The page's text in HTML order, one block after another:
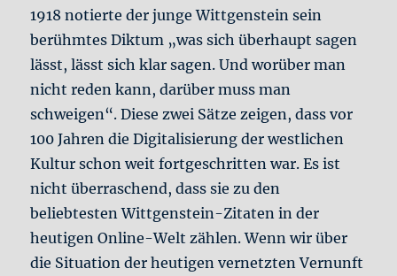
1918 notierte der junge Wittgenstein sein
berühmtes Diktum „was sich überhaupt sagen
lässt, lässt sich klar sagen. Und worüber man
nicht reden kann, darüber muss man
schweigen“. Diese zwei Sätze zeigen, dass vor
100 Jahren die Digitalisierung der westlichen
Kultur schon weit fortgeschritten war. Es ist
nicht überraschend, dass sie zu den
beliebtesten Wittgenstein-Zitaten in der
heutigen Online-Welt zählen. Wenn wir über
die Situation der heutigen vernetzten Vernunft